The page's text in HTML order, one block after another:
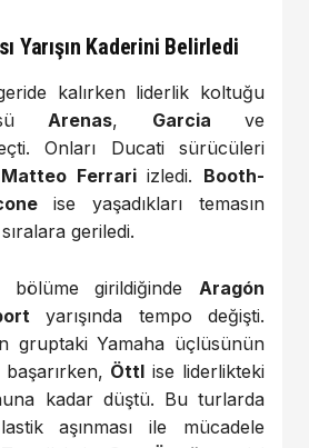
Yarışın Kaderini Belirledi
kalırken liderlik koltuğu
Arenas, Garcia ve
Onları Ducati sürücüleri
Matteo Ferrariizledi. Booth-
ise yaşadıkları temasın
sıralara geriledi.
girildiğinde Aragón
yarışında tempo değişti.
gruptaki Yamaha üçlüsünün
başarırken, Öttl ise liderlikteki
kadar düştü. Bu turlarda
aşınması ile mücadele